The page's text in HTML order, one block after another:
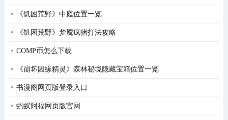
兵冒险小队，展开全新的远征冒险，挑战多元化的游戏福
本。
多元化的游戏副本等你挑战，各种道具可以自由交易。
《饥困荒野》中庭位置一览
《饥困荒野》梦魇疯猪打法攻略
COMP币怎么下载
《崩坏因缘精灵》森林秘境隐藏宝箱位置一览
书漫阁网页版登录入口
蚂蚁阿福网页版官网